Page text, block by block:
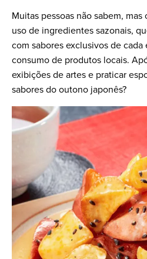
Muitas pessoas não sabem,
uso de ingredientes sazonais,
com sabores exclusivos de
consumo de produtos locais.
exibições de artes e praticar
sabores do outono japonês?